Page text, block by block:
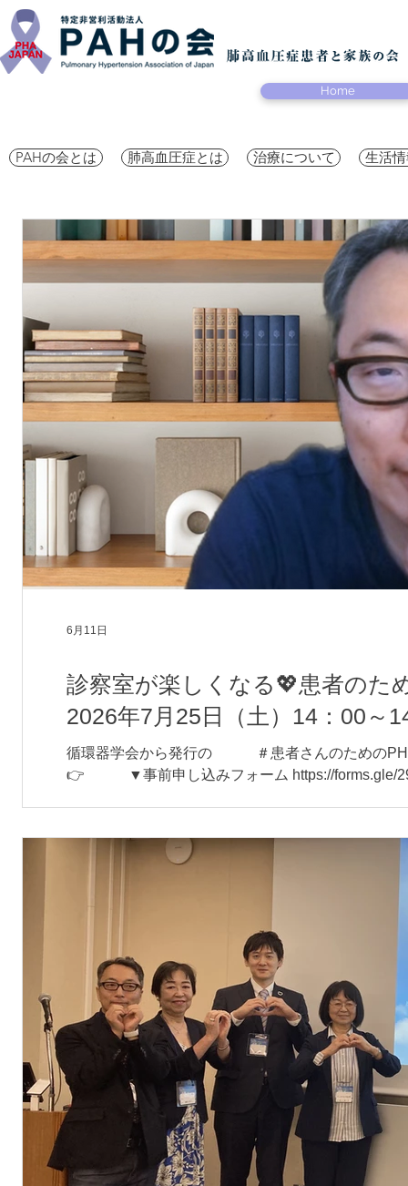
Home
PAHの会とは 肺高血圧症とは 治療について 生活
診察室が楽しくなる💖患者の
2026年7月25日（土）14：00～
循環器学会から発行の ＃患者さんのための
👉 ▼事前申し込みフォーム https://forms.gle/
circ.or.jp/cms/wp-content/uploads/2026/05/
ちら https://www.j-circ.or.jp/ ※添付図の矢印の部
6月11日